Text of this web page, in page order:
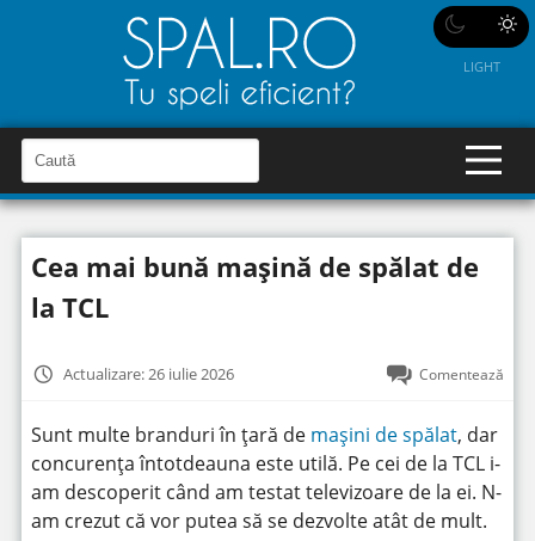
LIGHT
a
u
t
C
a
u
î
n
i
Cea mai bună mașină de spălat de
la TCL
Actualizare: 26 iulie 2026 Comentează
Sunt multe branduri în țară de mașini de spălat, dar
concurența întotdeauna este utilă. Pe cei de la TCL i-
am descoperit când am testat televizoare de la ei. N-
am crezut că vor putea să se dezvolte atât de mult.